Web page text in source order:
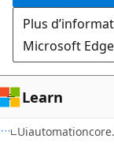
Plus
Microsoft Edge
Learn